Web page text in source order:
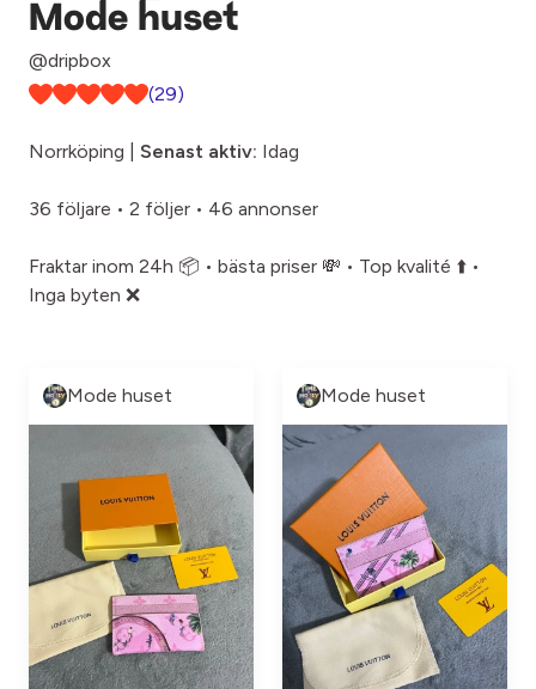
Mode huset
@dripbox
(29)
Norrköping | Senast aktiv: Idag
36 följare • 2 följer • 46 annonser
Fraktar inom 24h 📦 • bästa priser 💸 • Top kvalité ⬆️ •
Inga byten ❌
Mode huset Mode huset